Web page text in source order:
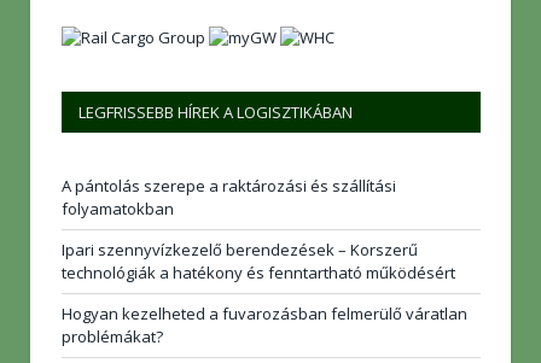
LEGFRISSEBB HÍREK A LOGISZTIKÁBAN
A pántolás szerepe a raktározási és szállítási
folyamatokban
Ipari szennyvízkezelő berendezések – Korszerű
technológiák a hatékony és fenntartható működésért
Hogyan kezelheted a fuvarozásban felmerülő váratlan
problémákat?